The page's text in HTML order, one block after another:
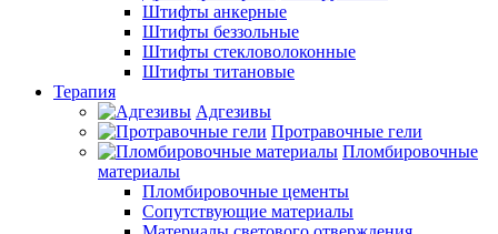
Штифты анкерные
Штифты беззольные
Штифты стекловолоконные
Штифты титановые
Терапия
Адгезивы
Протравочные гели
Пломбировочные
материалы
Пломбировочные цементы
Сопутствующие материалы